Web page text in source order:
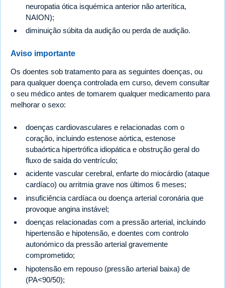
neuropatia ótica isquémica anterior não arterítica,
NAION);
diminuição súbita da audição ou perda de audição.
Aviso importante
Os doentes sob tratamento para as seguintes doenças, ou
para qualquer doença controlada em curso, devem consultar
o seu médico antes de tomarem qualquer medicamento para
melhorar o sexo:
doenças cardiovasculares e relacionadas com o
coração, incluindo estenose aórtica, estenose
subaórtica hipertrófica idiopática e obstrução geral do
fluxo de saída do ventrículo;
acidente vascular cerebral, enfarte do miocárdio (ataque
cardíaco) ou arritmia grave nos últimos 6 meses;
insuficiência cardíaca ou doença arterial coronária que
provoque angina instável;
doenças relacionadas com a pressão arterial, incluindo
hipertensão e hipotensão, e doentes com controlo
autonómico da pressão arterial gravemente
comprometido;
hipotensão em repouso (pressão arterial baixa) de
(PA<90/50);